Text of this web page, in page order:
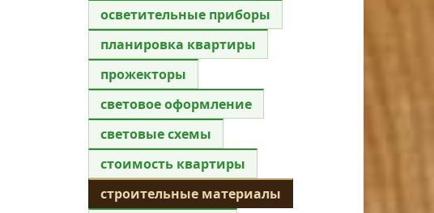
осветительные приборы
планировка квартиры
прожекторы
световое оформление
световые схемы
стоимость квартиры
строительные материалы